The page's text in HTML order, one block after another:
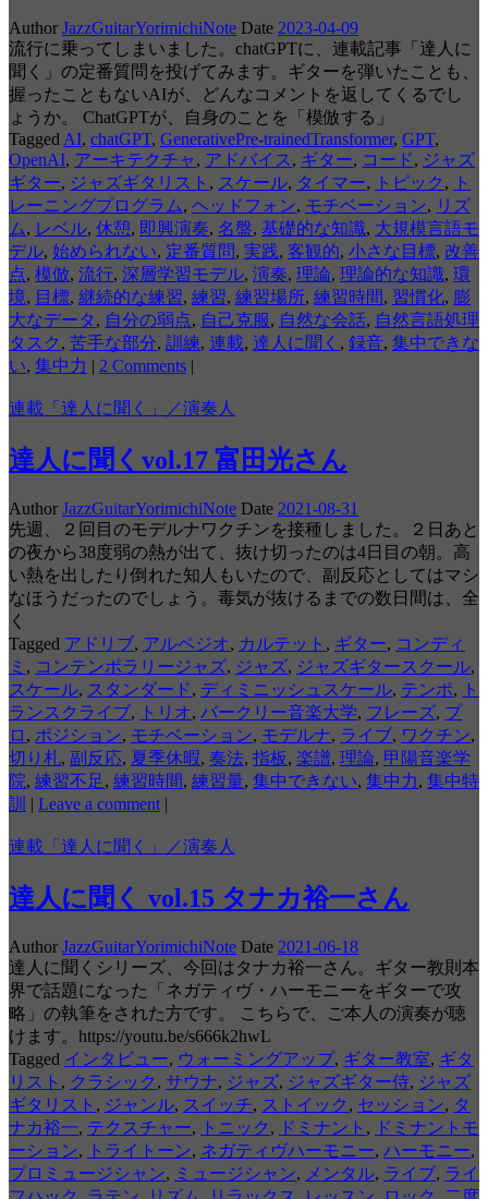
Author JazzGuitarYorimichiNote Date 2023-04-09
流行に乗ってしまいました。chatGPTに、連載記事「達人に
聞く」の定番質問を投げてみます。ギターを弾いたことも、
握ったこともないAIが、どんなコメントを返してくるでし
ょうか。 ChatGPTが、自身のことを「模倣する」
Tagged AI, chatGPT, GenerativePre-trainedTransformer, GPT,
OpenAI, アーキテクチャ, アドバイス , ギター, コード, ジャズ
ギター, ジャズギタリスト , スケール, タイマー, トピック ,
ト
レーニングプログラム, ヘッドフォン, モチベーション, リズ
ム, レベル, 休憩, 即興演奏, 名盤, 基礎的な知識, 大規模言語モ
デル, 始められない, 定番質問, 実践, 客観的, 小さな目標, 改善
点, 模倣, 流行, 深層学習モデル, 演奏, 理論, 理論的な知識, 環
境, 目標, 継続的な練習, 練習, 練習場所, 練習時間, 習慣化, 膨
大なデータ , 自分の弱点, 自己克服, 自然な会話, 自然言語処理
タスク , 苦手な部分, 訓練, 連載, 達人に聞く , 録音, 集中できな
い, 集中力 | 2 Comments |
連載「達人に聞く」／演奏人
達人に聞くvol.17 富田光さん
Author JazzGuitarYorimichiNote Date 2021-08-31
先週、２回目のモデルナワクチンを接種しました。２日あと
の夜から38度弱の熱が出て、抜け切ったのは4日目の朝。高
い熱を出したり倒れた知人もいたので、副反応としてはマシ
なほうだったのでしょう。毒気が抜けるまでの数日間は、全
く
Tagged アドリブ, アルペジオ, カルテット , ギター, コンディ
ミ , コンテンポラリージャズ, ジャズ, ジャズギタースクール,
スケール, スタンダード, ディミニッシュスケール, テンポ,
ト
ランスクライブ, トリオ, バークリー音楽大学, フレーズ, プ
ロ , ポジション, モチベーション, モデルナ, ライブ, ワクチン,
切り札, 副反応, 夏季休暇, 奏法, 指板, 楽譜, 理論, 甲陽音楽学
院, 練習不足, 練習時間, 練習量, 集中できない, 集中力, 集中特
訓
| Leave a comment |
連載「達人に聞く」／演奏人
達人に聞く vol.15 タナカ裕一さん
Author JazzGuitarYorimichiNote Date 2021-06-18
達人に聞くシリーズ、今回はタナカ裕一さん。ギター教則本
界で話題になった「ネガティヴ・ハーモニーをギターで攻
略」の執筆をされた方です。 こちらで、ご本人の演奏が聴
けます。https://youtu.be/s666k2hwL
Tagged インタビュー, ウォーミングアップ, ギター教室, ギタ
リスト , クラシック , サウナ, ジャズ, ジャズギター侍, ジャズ
ギタリスト , ジャンル, スイッチ, ストイック , セッション, タ
ナカ裕一, テクスチャー, トニック , ドミナント ,
ドミナントモ
ーション, トライトーン, ネガティヴハーモニー, ハーモニー,
プロミュージシャン, ミュージシャン, メンタル, ライブ, ライ